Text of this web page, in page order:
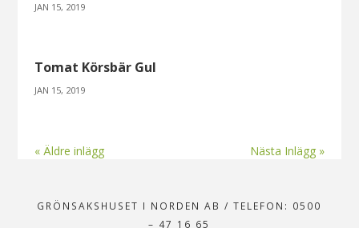
JAN 15, 2019
Tomat Körsbär Gul
JAN 15, 2019
« Äldre inlägg Nästa Inlägg »
GRÖNSAKSHUSET I NORDEN AB/ TELEFON: 0500
– 47 16 65